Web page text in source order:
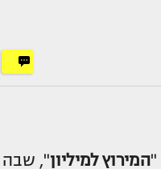
"המירוץ למיליון", שבה